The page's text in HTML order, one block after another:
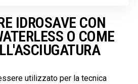
IDROSAVE CON
O COME
utilizzato per la tecnica